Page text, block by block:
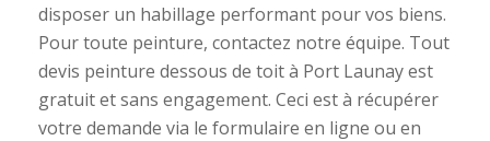
disposer un habillage performant pour vos biens.
Pour toute peinture, contactez notre équipe. Tout
devis peinture dessous de toit à Port Launay est
gratuit et sans engagement. Ceci est à récupérer
votre demande via le formulaire en ligne ou en